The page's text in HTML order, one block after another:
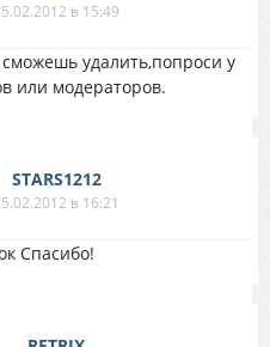
в 15:49
удалить,попроси у
или модераторов.
STARS1212
в 16:21
Спасибо!